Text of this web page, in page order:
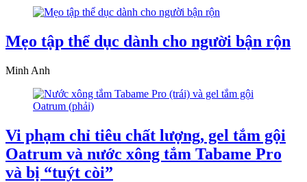
Mẹo tập thể dục dành cho người bận rộn
Minh Anh
Vi phạm chỉ tiêu chất lượng, gel tắm gội
Oatrum và nước xông tắm Tabame Pro
và bị “tuýt còi”